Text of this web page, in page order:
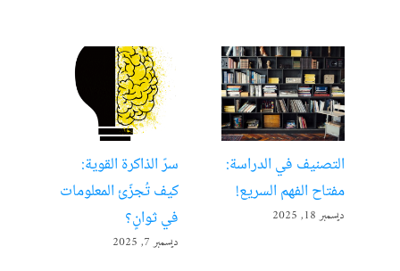
التصنيف في الدراسة:
مفتاح الفهم السريع!
ديسمبر 18, 2025
سرّ الذاكرة القوية:
كيف تُجزّئ المعلومات
في ثوانٍ؟
ديسمبر 7, 2025